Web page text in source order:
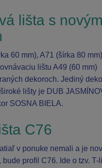
lišta s
60 mm), A71 (šírka 80
lištu A49 (60 mm)
dekoroch. Jediný
lišty je DUB
SOSNA BIELA.
C76
v ponuke nemali a je
profil C76. Ide o tzv. T-